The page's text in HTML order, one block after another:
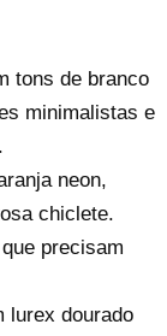
tons de branco
minimalistas e
neon,
chiclete.
precisam
lurex dourado